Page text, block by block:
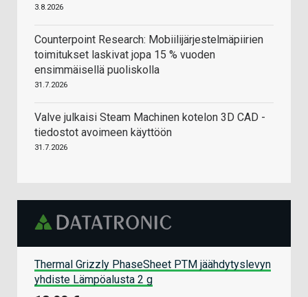
3.8.2026
Counterpoint Research: Mobiilijärjestelmäpiirien
toimitukset laskivat jopa 15 % vuoden
ensimmäisellä puoliskolla
31.7.2026
Valve julkaisi Steam Machinen kotelon 3D CAD -
tiedostot avoimeen käyttöön
31.7.2026
Thermal Grizzly PhaseSheet PTM jäähdytyslevyn
yhdiste Lämpöalusta 2 g